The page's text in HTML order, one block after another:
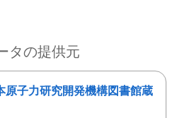
タの提供元
原子力研究開発機構図書館蔵